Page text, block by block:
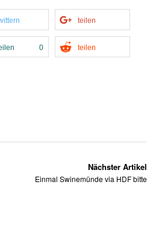
teilen
0 teilen
Nächster Artikel
Einmal Swinemünde via HDF bitte